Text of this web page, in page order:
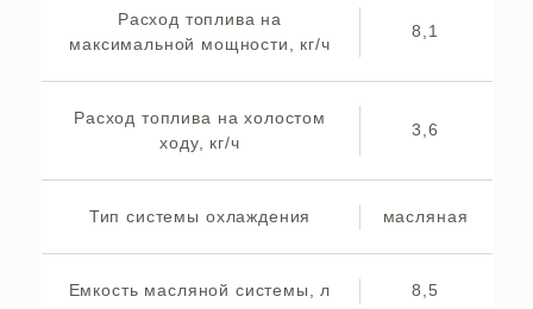
Расход топлива на
максимальной мощности, кг/ч
8,1
Расход топлива на холостом
ходу, кг/ч
3,6
Тип системы охлаждения масляная
Емкость масляной системы, л 8,5